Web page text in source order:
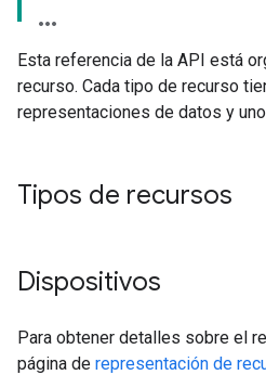
Esta referencia de la API está
recurso. Cada tipo de recurso
representaciones de datos y
Tipos de recursos
Dispositivos
Para obtener detalles sobre el
página de representación de